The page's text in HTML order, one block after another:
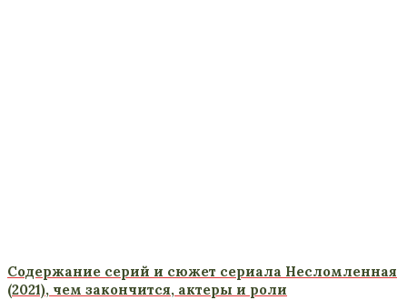
Содержание серий и сюжет сериала Несломленная
(2021), чем закончится, актеры и роли